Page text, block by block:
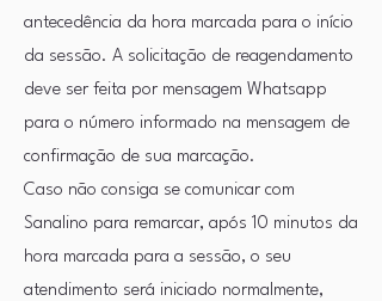
antecedência da hora marcada para o início
da sessão. A solicitação de reagendamento
deve ser feita por mensagem Whatsapp
para o número informado na mensagem de
confirmação de sua marcação.
Caso não consiga se comunicar com
Sanalino para remarcar, após 10 minutos da
hora marcada para a sessão, o seu
atendimento será iniciado normalmente,